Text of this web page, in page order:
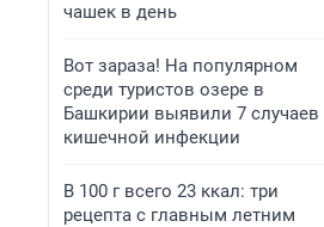
чашек в день
Вот зараза! На популярном
среди туристов озере в
Башкирии выявили 7 случаев
кишечной инфекции
В 100 г всего 23 ккал: три
рецепта с главным летним